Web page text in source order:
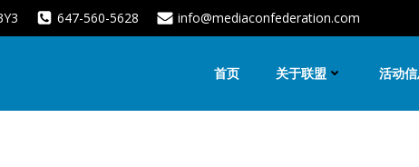
647-560-5628 info@mediaconfederation.com
首页 关于联盟 活动